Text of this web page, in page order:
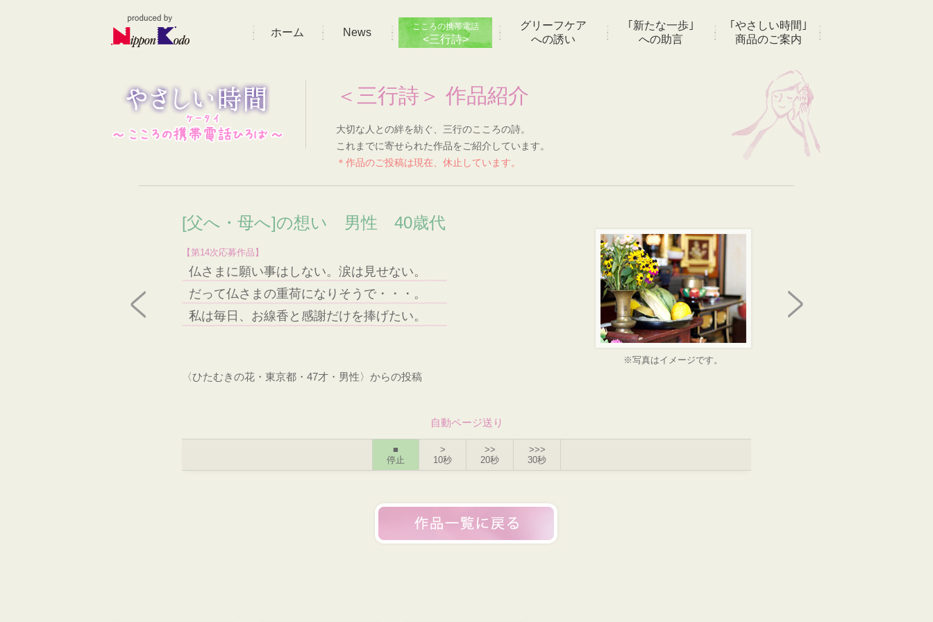
ホーム News こころの携帯電話
<三行詩>
グリーフケア
への誘い
｢新たな一歩｣
への助言
｢やさしい時間｣
商品のご案内
＜三行詩＞ 作品紹介
大切な人との絆を紡ぐ、三行のこころの詩。
これまでに寄せられた作品をご紹介しています。
＊作品のご投稿は現在、休止しています。
[父へ・母へ]の想い 男性 40歳代
【第14次応募作品】
仏さまに願い事はしない。涙は見せない。
だって仏さまの重荷になりそうで・・・。
私は毎日、お線香と感謝だけを捧げたい。
※写真はイメージです。
〈ひたむきの花・東京都・47才・男性〉からの投稿
自動ページ送り
■
停止
>
10秒
>>
20秒
>>>
30秒